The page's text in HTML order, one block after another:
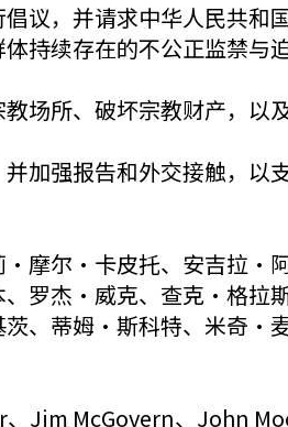
议，并请求中华人民共和
持续存在的不公正监禁
场所、破坏宗教财产，
加强报告和外交接触，以
摩尔·卡皮托、安吉拉·
罗杰·威克、查克·格拉
、蒂姆·斯科特、米奇·
Jim McGovern、John